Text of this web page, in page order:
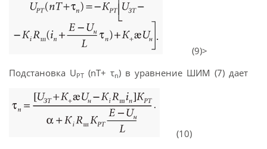
(9)>
Подстановка UРТ (nT+ τn) в уравнение ШИМ (7) дает
(10)